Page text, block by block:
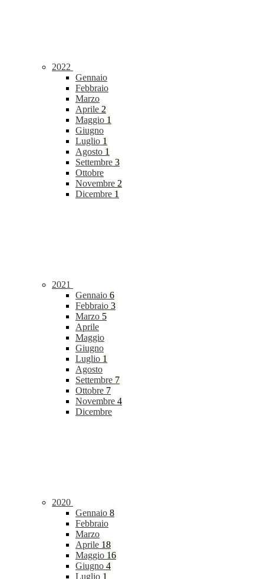
2022
Gennaio
Febbraio
Marzo
Aprile 2
Maggio 1
Giugno
Luglio 1
Agosto 1
Settembre 3
Ottobre
Novembre 2
Dicembre 1
2021
Gennaio 6
Febbraio 3
Marzo 5
Aprile
Maggio
Giugno
Luglio 1
Agosto
Settembre 7
Ottobre 7
Novembre 4
Dicembre
2020
Gennaio 8
Febbraio
Marzo
Aprile 18
Maggio 16
Giugno 4
Luglio 1